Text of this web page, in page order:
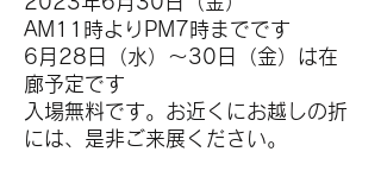
AM11時よりPM7時までです
6月28日（水）〜30日（金）は在
廊予定です
入場無料です。お近くにお越しの折
には、是非ご来展ください。